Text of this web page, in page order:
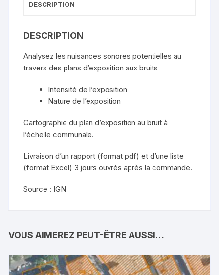
commune
DESCRIPTION
DESCRIPTION
Analysez les nuisances sonores potentielles au
travers des plans d’exposition aux bruits
Intensité de l’exposition
Nature de l’exposition
Cartographie du plan d’exposition au bruit à
l’échelle communale.
Livraison d’un rapport (format pdf) et d’une liste
(format Excel) 3 jours ouvrés après la commande.
Source : IGN
VOUS AIMEREZ PEUT-ÊTRE AUSSI…